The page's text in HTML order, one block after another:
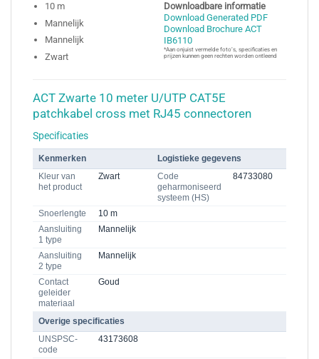
10 m
Mannelijk
Mannelijk
Zwart
Downloadbare informatie
Download Generated PDF
Download Brochure ACT
IB6110
*Aan onjuist vermelde foto’s, specificaties en
prijzen kunnen geen rechten worden ontleend
ACT Zwarte 10 meter U/UTP CAT5E
patchkabel cross met RJ45 connectoren
Specificaties
Kenmerken
Logistieke gegevens
Kleur van
het product
Zwart
Code
geharmoniseerd
systeem (HS)
84733080
Snoerlengte
10 m
Aansluiting
1 type
Mannelijk
Aansluiting
2 type
Mannelijk
Contact
geleider
materiaal
Goud
Overige specificaties
UNSPSC-
code
43173608